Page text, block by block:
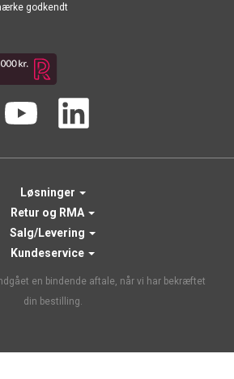
godkendt
Løsninger
Retur og RMA
Salg/Levering
Kundeservice
en bindende aftale, når vi har bekræftet
din bestilling.